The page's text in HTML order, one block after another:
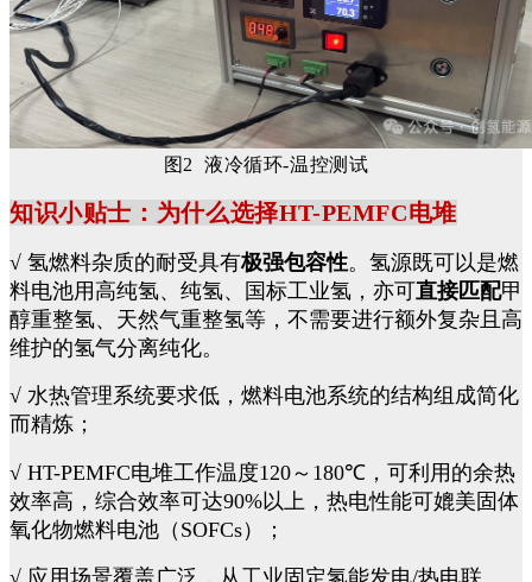
图2 液冷循环-温控测试
知识小贴士：为什么选择HT-PEMFC电堆
√ 氢燃料杂质的耐受具有极强包容性。氢源既可以是燃
料电池用高纯氢、纯氢、国标工业氢，亦可直接匹配甲
醇重整氢、天然气重整氢等，不需要进行额外复杂且高
维护的氢气分离纯化。
√ 水热管理系统要求低，燃料电池系统的结构组成简化
而精炼；
√ HT-PEMFC电堆工作温度120～ 180℃ ， 可利用的余热
效率高，综合效率可达90%以上，热电性能可媲美固体
氧化物燃料电池（ SOFCs）；